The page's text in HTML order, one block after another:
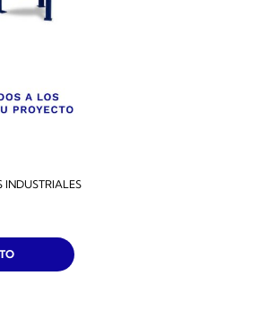
INDUSTRIALES